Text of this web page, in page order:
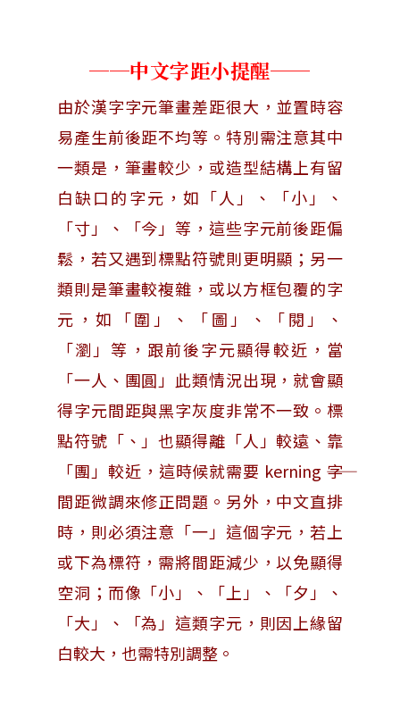
──中文字距小提醒──
由於漢字字元筆畫差距很大，並置時容
易產生前後距不均等。特別需注意其中
一類是，筆畫較少，或造型結構上有留
白缺口的字元，如「人」、「小」、
「寸」、「今」等，這些字元前後距偏
鬆，若又遇到標點符號則更明顯；另一
類則是筆畫較複雜，或以方框包覆的字
元，如「圍」、「圖」、「閱」、
「瀏」等，跟前後字元顯得較近，當
「一人、團圓」此類情況出現，就會顯
得字元間距與黑字灰度非常不一致。標
點符號「、」也顯得離「人」較遠、靠
「團」較近，這時候就需要 kerning ――字
間距微調來修正問題。另外，中文直排
時，則必須注意「一」這個字元，若上
或下為標符，需將間距減少，以免顯得
空洞；而像「小」、「上」、「夕」、
「大」、「為」這類字元，則因上緣留
白較大，也需特別調整。